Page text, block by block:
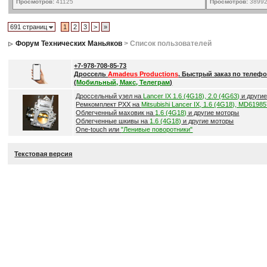
Просмотров: 41125
Просмотров: 38992
691 страниц 1 2 3 > »
Форум Технических Маньяков > Список пользователей
+7-978-708-85-73
ДроссельAmadeus Productions. Быстрый заказ по
(Мобильный, Макс, Телеграм)
Дроссельный узел на Lancer IX 1.6 (4G18), 2.0 (4G63) и
Ремкомплект РХХ на Mitsubishi Lancer IX, 1.6 (4G18),
Облегченный маховик на 1.6 (4G18) и другие моторы
Облегченные шкивы на 1.6 (4G18) и другие моторы
One-touch или"Ленивые поворотники"
Текстовая версия